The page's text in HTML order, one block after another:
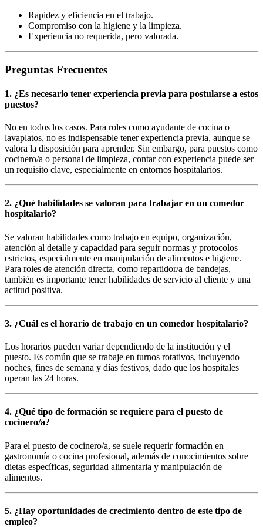
Rapidez y eficiencia en el trabajo.
Compromiso con la higiene y la limpieza.
Experiencia no requerida, pero valorada.
Preguntas Frecuentes
1. ¿Es necesario tener experiencia previa para postularse a estos
puestos?
No en todos los casos. Para roles como ayudante de cocina o
lavaplatos, no es indispensable tener experiencia previa, aunque se
valora la disposición para aprender. Sin embargo, para puestos como
cocinero/a o personal de limpieza, contar con experiencia puede ser
un requisito clave, especialmente en entornos hospitalarios.
2. ¿Qué habilidades se valoran para trabajar en un comedor
hospitalario?
Se valoran habilidades como trabajo en equipo, organización,
atención al detalle y capacidad para seguir normas y protocolos
estrictos, especialmente en manipulación de alimentos e higiene.
Para roles de atención directa, como repartidor/a de bandejas,
también es importante tener habilidades de servicio al cliente y una
actitud positiva.
3. ¿Cuál es el horario de trabajo en un comedor hospitalario?
Los horarios pueden variar dependiendo de la institución y el
puesto. Es común que se trabaje en turnos rotativos, incluyendo
noches, fines de semana y días festivos, dado que los hospitales
operan las 24 horas.
4. ¿Qué tipo de formación se requiere para el puesto de
cocinero/a?
Para el puesto de cocinero/a, se suele requerir formación en
gastronomía o cocina profesional, además de conocimientos sobre
dietas específicas, seguridad alimentaria y manipulación de
alimentos.
5. ¿Hay oportunidades de crecimiento dentro de este tipo de
empleo?